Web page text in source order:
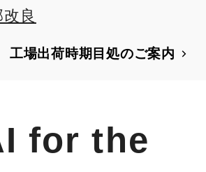
良
工場出荷時期目処のご案内
for the